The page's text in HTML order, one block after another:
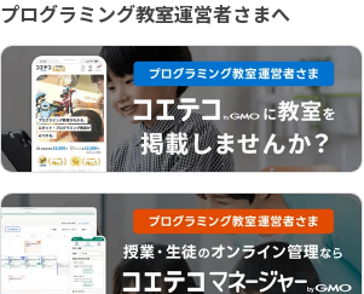
プログラミング教室運営者さまへ